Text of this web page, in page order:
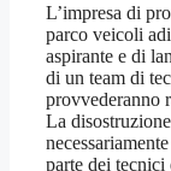
L’impresa di
parco veicoli
aspirante e di
di un team di
provvederanno
La
parte dei tecnici